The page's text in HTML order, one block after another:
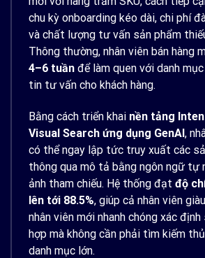
chu kỳ onboarding kéo dài, chi phí
và chất lượng tư vấn sản phẩm
Thông thường, nhân viên bán hàng
4–6 tuần để làm quen với danh
tin tư vấn cho khách hàng.
Bằng cách triển khai nền tảng
Visual Search ứng dụng GenAI ,
có thể ngay lập tức truy xuất các
thông qua mô tả bằng ngôn ngữ tự
ảnh tham chiếu. Hệ thống đạt độ
lên tới 88.5%, giúp cả nhân viên
nhân viên mới nhanh chóng xác
hợp mà không cần phải tìm kiếm
danh mục lớn.